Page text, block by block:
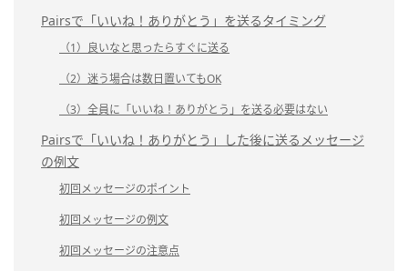
Pairsで「いいね！ありがとう」を送るタイミング
（1）良いなと思ったらすぐに送る
（2）迷う場合は数日置いてもOK
（3）全員に「いいね！ありがとう」を送る必要はない
Pairsで「いいね！ありがとう」した後に送るメッセージ
の例文
初回メッセージのポイント
初回メッセージの例文
初回メッセージの注意点